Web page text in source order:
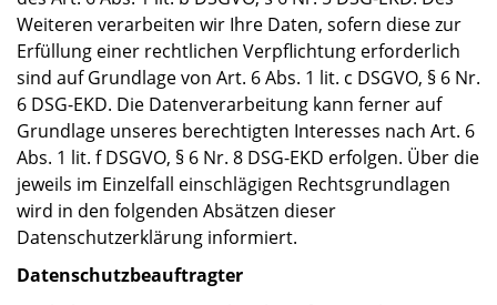
Weiteren verarbeiten wir Ihre Daten, sofern diese zur
Erfüllung einer rechtlichen Verpflichtung erforderlich
sind auf Grundlage von Art. 6 Abs. 1 lit. c DSGVO, § 6 Nr.
6 DSG-EKD. Die Datenverarbeitung kann ferner auf
Grundlage unseres berechtigten Interesses nach Art. 6
Abs. 1 lit. f DSGVO, § 6 Nr. 8 DSG-EKD erfolgen. Über die
jeweils im Einzelfall einschlägigen Rechtsgrundlagen
wird in den folgenden Absätzen dieser
Datenschutzerklärung informiert.
Datenschutzbeauftragter